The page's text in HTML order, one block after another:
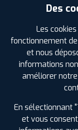
Sous
Des
Les
fonctionnement
et nous
informations
améliorer
En sélectionnant
et vous